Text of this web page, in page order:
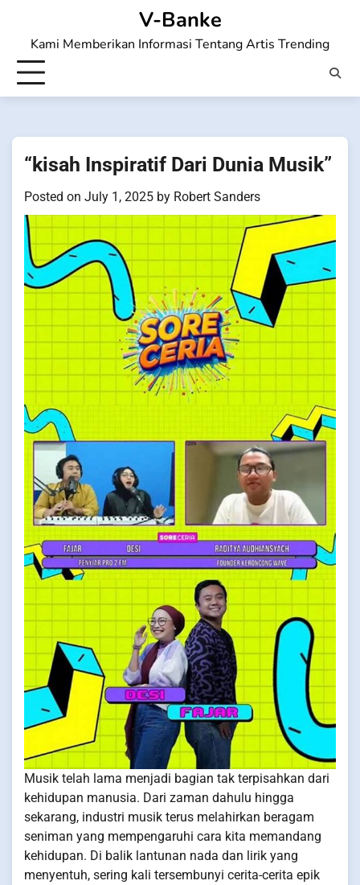
content
V-Banke
Kami Memberikan Informasi Tentang Artis Trending
“kisah Inspiratif Dari Dunia Musik”
Posted on July 1, 2025 by Robert Sanders
Musik telah lama menjadi bagian tak terpisahkan dari
kehidupan manusia. Dari zaman dahulu hingga
sekarang, industri musik terus melahirkan beragam
seniman yang mempengaruhi cara kita memandang
kehidupan. Di balik lantunan nada dan lirik yang
menyentuh, sering kali tersembunyi cerita-cerita epik